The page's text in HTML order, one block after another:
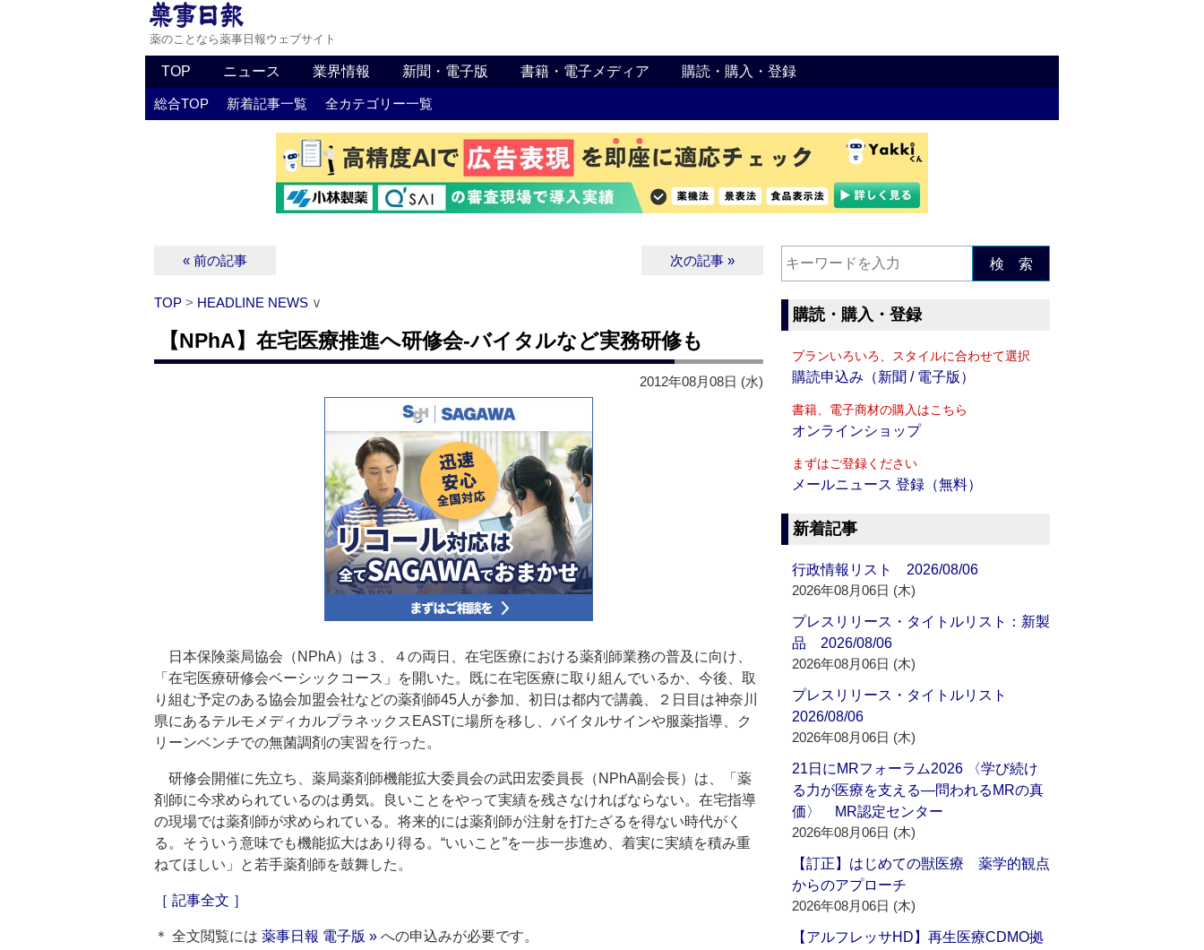
薬のことなら薬事日報ウェブサイト
TOP ニュース 業界情報 新聞・電子版 書籍・電子メディア 購読・購入・登録
総合TOP 新着記事一覧 全カテゴリー一覧
« 前の記事 次の記事 »
TOP > HEADLINE NEWS ∨
【NPhA】在宅医療推進へ研修会‐バイタルなど実務研修も
2012年08月08日 (水)
日本保険薬局協会（NPhA）は３、４の両日、在宅医療における薬剤師業務の普及に向け、
「在宅医療研修会ベーシックコース」を開いた。既に在宅医療に取り組んでいるか、今後、取
り組む予定のある協会加盟会社などの薬剤師45人が参加、初日は都内で講義、２日目は神奈川
県にあるテルモメディカルプラネックスEASTに場所を移し、バイタルサインや服薬指導、ク
リーンベンチでの無菌調剤の実習を行った。
研修会開催に先立ち、薬局薬剤師機能拡大委員会の武田宏委員長（NPhA副会長）は、「薬
剤師に今求められているのは勇気。良いことをやって実績を残さなければならない。在宅指導
の現場では薬剤師が求められている。将来的には薬剤師が注射を打たざるを得ない時代がく
る。そういう意味でも機能拡大はあり得る。“いいこと”を一歩一歩進め、着実に実績を積み重
ねてほしい」と若手薬剤師を鼓舞した。
［ 記事全文 ］
＊ 全文閲覧には 薬事日報 電子版 » への申込みが必要です。
検 索
購読・購入・登録
プランいろいろ、スタイルに合わせて選択
購読申込み（新聞 / 電子版）
書籍、電子商材の購入はこちら
オンラインショップ
まずはご登録ください
メールニュース 登録（無料）
新着記事
行政情報リスト 2026/08/06
2026年08月06日 (木)
プレスリリース・タイトルリスト：新製
品 2026/08/06
2026年08月06日 (木)
プレスリリース・タイトルリスト
2026/08/06
2026年08月06日 (木)
21日にMRフォーラム2026 〈学び続け
る力が医療を支える―問われるMRの真
価〉 MR認定センター
2026年08月06日 (木)
【訂正】はじめての獣医療 薬学的観点
からのアプローチ
2026年08月06日 (木)
【アルフレッサHD】再生医療CDMO拠